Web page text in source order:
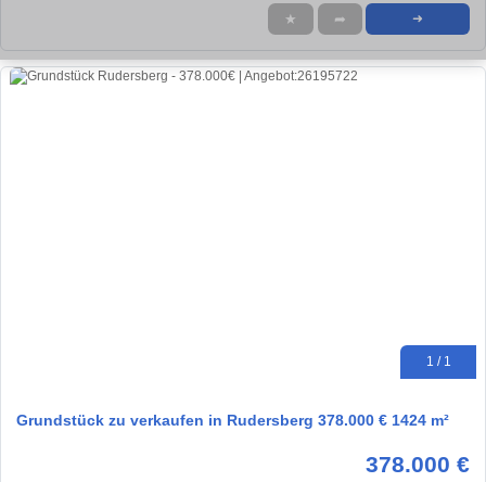
★ ➦ ➜
1 / 1
Grundstück zu verkaufen in Rudersberg 378.000 € 1424 m²
378.000 €